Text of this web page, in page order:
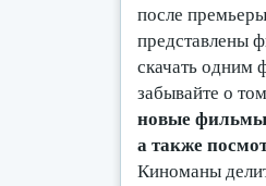
после
представлены
скачать одним
забывайте о
новые фильмы
а также
Киноманы